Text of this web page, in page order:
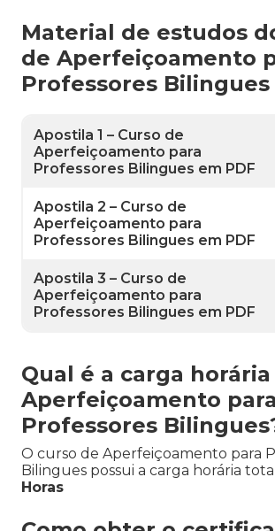
Material de estudos
de Aperfeiçoamento
Professores Bilingues
Apostila 1 – Curso de
Aperfeiçoamento para
Professores Bilingues em PDF
Apostila 2 – Curso de
Aperfeiçoamento para
Professores Bilingues em PDF
Apostila 3 – Curso de
Aperfeiçoamento para
Professores Bilingues em PDF
Qual é a carga
Aperfeiçoamento para
Professores
O curso de Aperfeiçoamento para
Bilingues possui a carga horária total
Horas